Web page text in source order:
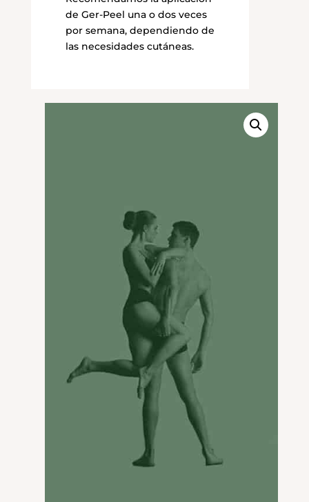
de Ger-Peel una o dos veces
por semana, dependiendo de
las necesidades cutáneas.